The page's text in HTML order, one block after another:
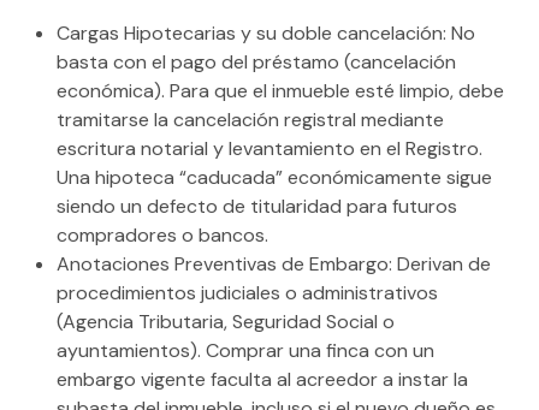
Cargas Hipotecarias y su doble cancelación: No
basta con el pago del préstamo (cancelación
económica). Para que el inmueble esté limpio, debe
tramitarse lacancelación registral mediante
escritura notarial y levantamiento en el Registro.
Una hipoteca “caducada” económicamente sigue
siendo un defecto de titularidad para futuros
compradores o bancos.
Anotaciones Preventivas de Embargo: Derivan de
procedimientos judiciales o administrativos
(Agencia Tributaria, Seguridad Social o
ayuntamientos). Comprar una finca con un
embargo vigente faculta al acreedor a instar la